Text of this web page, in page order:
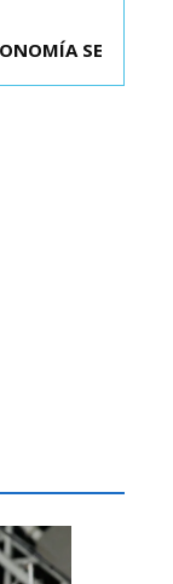
ELECTO DE
SE